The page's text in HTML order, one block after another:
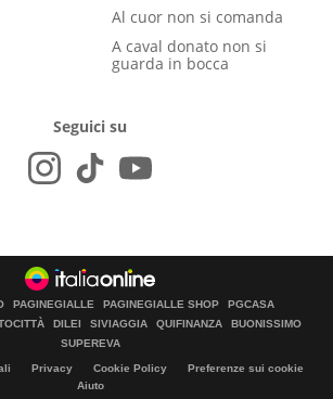
Al cuor non si comanda
A caval donato non si
guarda in bocca
Seguici su
PAGINEGIALLE PAGINEGIALLE SHOP
PGCASA
DILEI SIVIAGGIA QUIFINANZA
BUONISSIMO
SUPEREVA
Privacy Cookie Policy
Preferenze sui cookie
Aiuto